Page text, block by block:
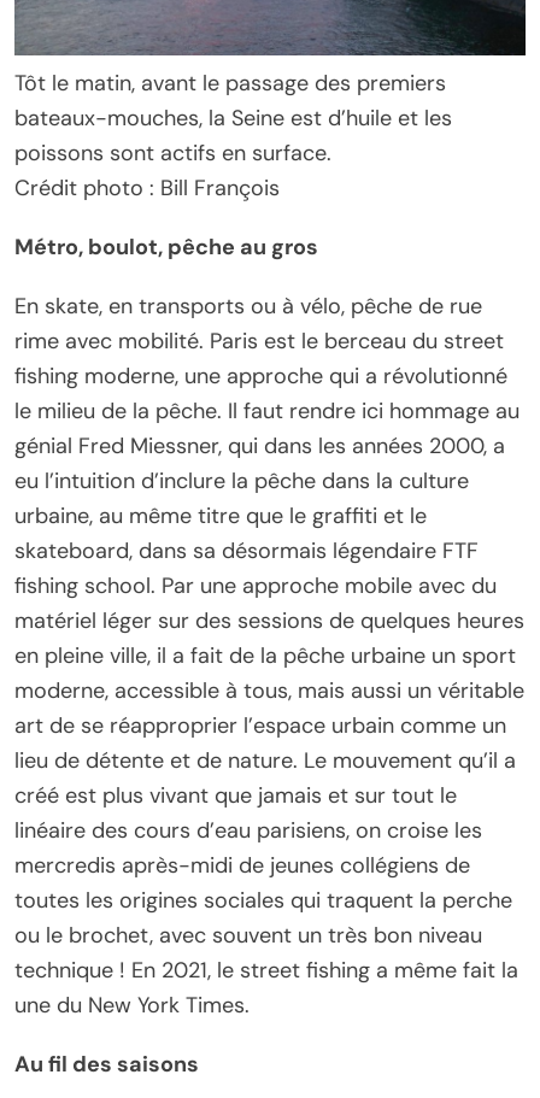
Tôt le matin, avant le passage des premiers
bateaux-mouches, la Seine est d’huile et les
poissons sont actifs en surface.
Crédit photo : Bill François
Métro, boulot, pêche au gros
En skate, en transports ou à vélo, pêche de rue
rime avec mobilité. Paris est le berceau du street
fishing moderne, une approche qui a révolutionné
le milieu de la pêche. Il faut rendre ici hommage au
génial Fred Miessner, qui dans les années 2000, a
eu l’intuition d’inclure la pêche dans la culture
urbaine, au même titre que le graffiti et le
skateboard, dans sa désormais légendaire FTF
fishing school. Par une approche mobile avec du
matériel léger sur des sessions de quelques heures
en pleine ville, il a fait de la pêche urbaine un sport
moderne, accessible à tous, mais aussi un véritable
art de se réapproprier l’espace urbain comme un
lieu de détente et de nature. Le mouvement qu’il a
créé est plus vivant que jamais et sur tout le
linéaire des cours d’eau parisiens, on croise les
mercredis après-midi de jeunes collégiens de
toutes les origines sociales qui traquent la perche
ou le brochet, avec souvent un très bon niveau
technique ! En 2021, le street fishing a même fait la
une du New York Times.
Au fil des saisons